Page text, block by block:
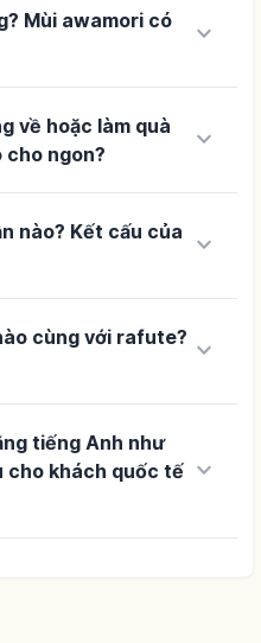
Mùi awamori có
keyboard_arrow_down
về hoặc làm quà
cho ngon?
keyboard_arrow_down
nào? Kết cấu của
keyboard_arrow_down
cùng với rafute? keyboard_arrow_down
tiếng Anh như
cho khách quốc tế keyboard_arrow_down